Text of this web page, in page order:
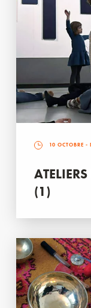
10 OCTOBRE -
(1)